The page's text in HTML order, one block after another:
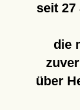
seit 27
die
über